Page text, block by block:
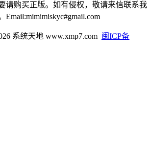
请购买正版。如有侵权，敬请来信联系我
系统天地 www.xmp7.com 闽ICP备